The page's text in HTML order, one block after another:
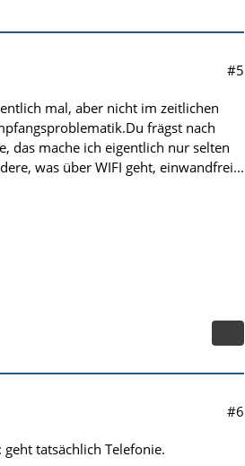
#5
mal, aber nicht im zeitlichen
frägst nach
das mache ich eigentlich nur selten
was über WIFI geht, einwandfrei...
#6
tatsächlich Telefonie.